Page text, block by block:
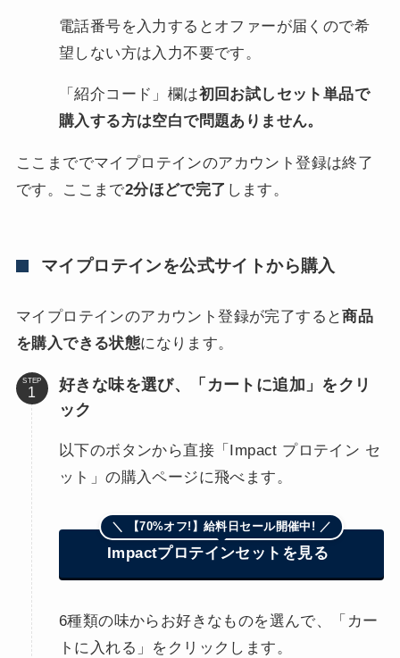
電話番号を入力するとオファーが届くので希
望しない方は入力不要です。
「紹介コード」欄は初回お試しセット単品で
購入する方は空白で問題ありません。
ここまででマイプロテインのアカウント登録は終了
です。ここまで2分ほどで完了 します。
マイプロテインを公式サイトから購入
マイプロテインのアカウント登録が完了すると商品
を購入できる状態になります。
STEP
好きな味を選び、「カートに追加」をクリ
ック
以下のボタンから直接「Impact プロテイン セ
ット」の購入ページに飛べます。
＼ 【70%オフ!】給料日セール開催中! ／
Impactプロテインセットを見る
6種類の味からお好きなものを選んで、「カー
トに入れる」をクリックします。